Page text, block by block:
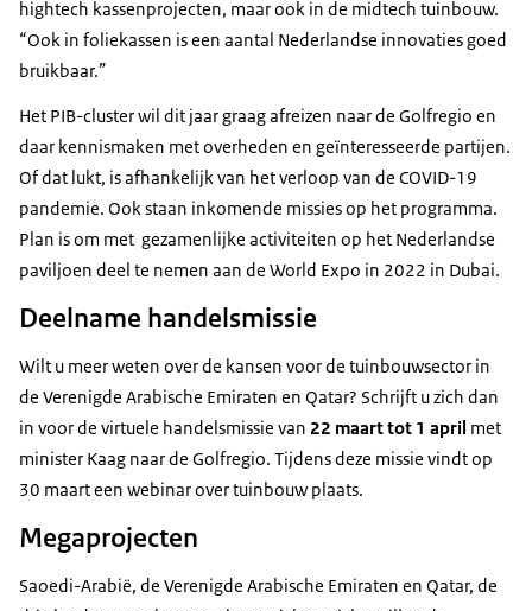
hightech kassenprojecten, maar ook in de midtech tuinbouw.
“Ook in foliekassen is een aantal Nederlandse innovaties goed
bruikbaar.”
Het PIB-cluster wil dit jaar graag afreizen naar de Golfregio en
daar kennismaken met overheden en geïnteresseerde partijen.
Of dat lukt, is afhankelijk van het verloop van de COVID-19
pandemie. Ook staan inkomende missies op het programma.
Plan is om met gezamenlijke activiteiten op het Nederlandse
paviljoen deel te nemen aan de World Expo in 2022 in Dubai.
Deelname handelsmissie
Wilt u meer weten over de kansen voor de tuinbouwsector in
de Verenigde Arabische Emiraten en Qatar? Schrijft u zich dan
in voor de virtuele handelsmissie van 22 maart tot 1 april met
minister Kaag naar de Golfregio. Tijdens deze missie vindt op
30 maart een webinar over tuinbouw plaats.
Megaprojecten
Saoedi-Arabië, de Verenigde Arabische Emiraten en Qatar, de